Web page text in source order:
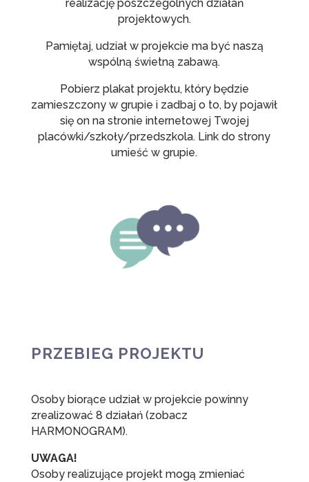
realizację poszczególnych działań
projektowych.
Pamiętaj, udział w projekcie ma być naszą
wspólną świetną zabawą.
Pobierz plakat projektu, który będzie
zamieszczony w grupie i zadbaj o to, by pojawił
się on na stronie internetowej Twojej
placówki/szkoły/przedszkola. Link do strony
umieść w grupie.
PRZEBIEG PROJEKTU
Osoby biorące udział w projekcie powinny
zrealizować 8 działań (zobacz
HARMONOGRAM).
UWAGA!
Osoby realizujące projekt mogą zmieniać